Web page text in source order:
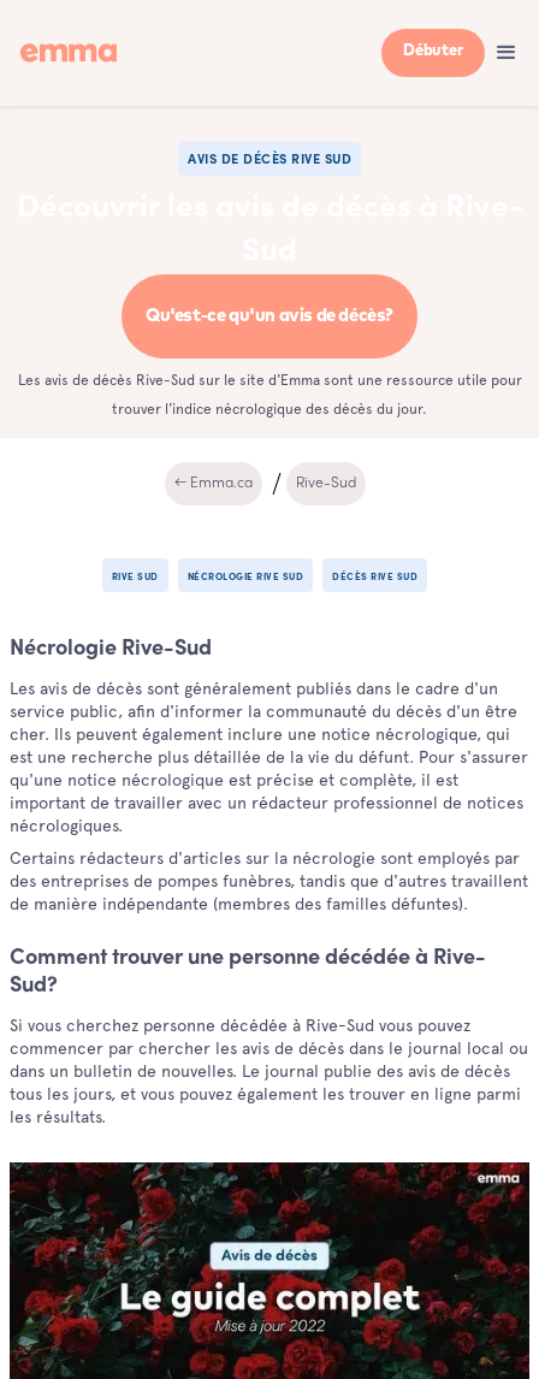
Débuter
AVIS DE DÉCÈS RIVE SUD
Qu'est-ce qu'un avis de décès?
Les avis de décès Rive-Sud sur le site d'Emma sont une ressource utile pour
trouver l'indice nécrologique des décès du jour.
← Emma.ca Rive-Sud
RIVE SUD NÉCROLOGIE RIVE SUD DÉCÈS RIVE SUD
Nécrologie Rive-Sud
Les avis de décès sont généralement publiés dans le cadre d'un
service public, afin d'informer la communauté du décès d'un être
cher. Ils peuvent également inclure une notice nécrologique, qui
est une recherche plus détaillée de la vie du défunt. Pour s'assurer
qu'une notice nécrologique est précise et complète, il est
important de travailler avec un rédacteur professionnel de notices
nécrologiques.
Certains rédacteurs d'articles sur la nécrologie sont employés par
des entreprises de pompes funèbres, tandis que d'autres travaillent
de manière indépendante (membres des familles défuntes).
Comment trouver une personne décédée à Rive-
Sud?
Si vous cherchez personne décédée à Rive-Sud vous pouvez
commencer par chercher les avis de décès dans le journal local ou
dans un bulletin de nouvelles. Le journal publie des avis de décès
tous les jours, et vous pouvez également les trouver en ligne parmi
les résultats.